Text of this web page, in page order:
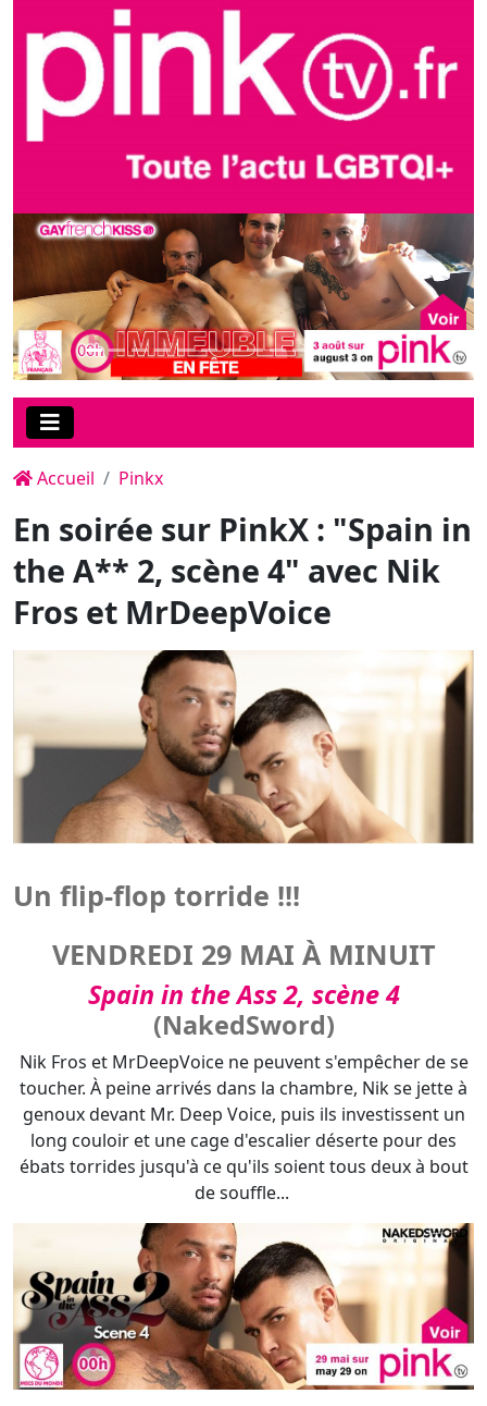
Accueil Pinkx
En soirée sur PinkX : "Spain in
the A** 2, scène 4" avec Nik
Fros et MrDeepVoice
Un flip-flop torride !!!
VENDREDI 29 MAI À MINUIT
Spain in the Ass 2, scène 4
(NakedSword)
Nik Fros et MrDeepVoice ne peuvent s'empêcher de se
toucher. À peine arrivés dans la chambre, Nik se jette à
genoux devant Mr. Deep Voice, puis ils investissent un
long couloir et une cage d'escalier déserte pour des
ébats torrides jusqu'à ce qu'ils soient tous deux à bout
de souffle...